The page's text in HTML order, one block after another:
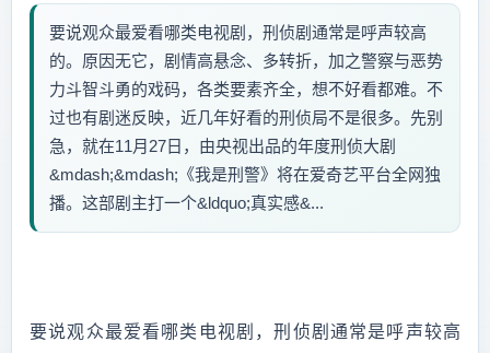
要说观众最爱看哪类电视剧，刑侦剧通常是呼声较高
的。原因无它，剧情高悬念、多转折，加之警察与恶势
力斗智斗勇的戏码，各类要素齐全，想不好看都难。不
过也有剧迷反映，近几年好看的刑侦局不是很多。先别
急，就在11月27日，由央视出品的年度刑侦大剧
&mdash;&mdash;《我是刑警》将在爱奇艺平台全网独
播。这部剧主打一个&ldquo;真实感&...
要说观众最爱看哪类电视剧，刑侦剧通常是呼声较高